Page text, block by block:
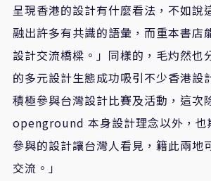
呈現香港的設計有什麼看法，不如說
融出許多有共識的語彙，而重本書店
設計交流橋樑。」同樣的，毛灼然也
的多元設計生態成功吸引不少香港設
積極參與台灣設計比賽及活動，這次
openground 本身設計理念以外，也
參與的設計讓台灣人看見，籍此兩地
交流。」